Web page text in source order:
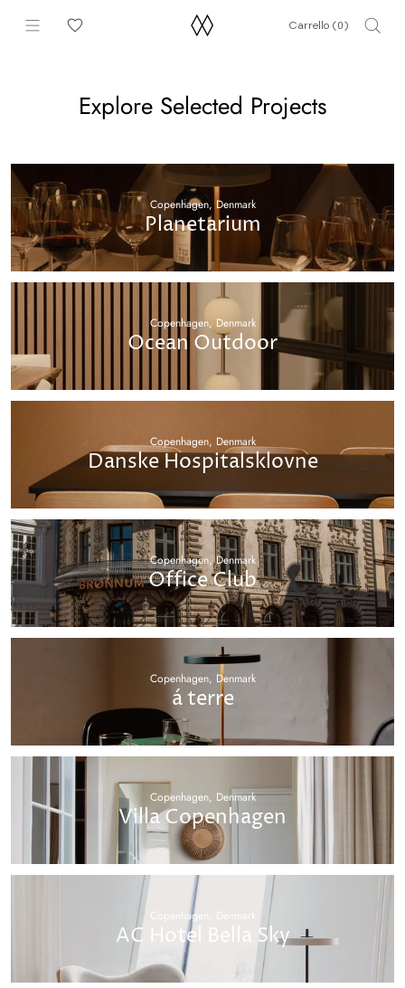
Carrello (0)
Explore Selected Projects
Copenhagen, Denmark
Planetarium
Copenhagen, Denmark
Ocean Outdoor
Copenhagen, Denmark
Danske Hospitalsklovne
Copenhagen, Denmark
Office Club
Copenhagen, Denmark
á terre
Copenhagen, Denmark
Villa Copenhagen
Copenhagen, Denmark
AC Hotel Bella Sky